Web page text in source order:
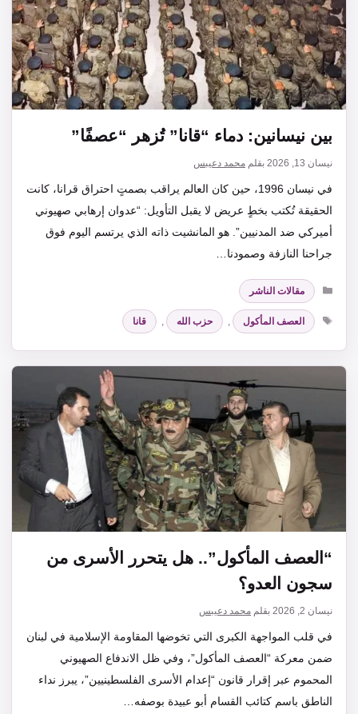
بين نيسانين: دماء “قانا” تُزهر “عصفًا”
نيسان 13, 2026 بقلم محمد دعيبس
في نيسان 1996، حين كان العالم يراقب بصمتٍ احتراق قرانا، كانت
الحقيقة تُكتب بخطٍ عريض لا يقبل التأويل: “عدوان إرهابي صهيوني
أميركي ضد المدنيين”. هو المانشيت ذاته الذي يرتسم اليوم فوق
جراحنا النازفة وصمودنا…
التصنيفات
مقالات الناشر
الوسوم
العصف المأكول , حزب الله , قانا
“العصف المأكول”.. هل يتحرر الأسرى من
سجون العدو؟
نيسان 2, 2026 بقلم محمد دعيبس
في قلب المواجهة الكبرى التي تخوضها المقاومة الإسلامية في لبنان
ضمن معركة “العصف المأكول”، وفي ظل الاندفاع الصهيوني
المحموم عبر إقرار قانون “إعدام الأسرى الفلسطينيين”، يبرز نداء
الناطق باسم كتائب القسام أبو عبيدة بوصفه…